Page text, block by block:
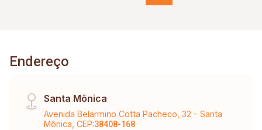
Endereço
Santa Mônica
Avenida Belarmino Cotta Pacheco, 32 - Santa
Mônica, CEP:38408-168